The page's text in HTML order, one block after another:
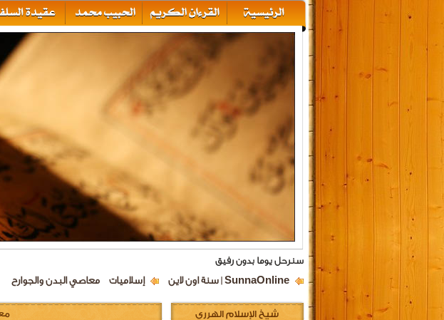
سنرحل يوما بدون رفيق
SunnaOnline | سنة اون لاين إسلاميات معاصي البدن والجوارح
شيخ الإسلام الهرري